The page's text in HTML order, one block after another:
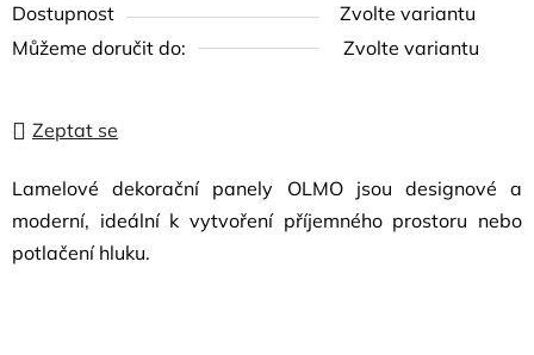
Lamelové dekorační panely OLMO jsou designové a
moderní, ideální k vytvoření příjemného prostoru nebo
potlačení hluku.
Dostupnost
Zvolte variantu
Můžeme doručit do:
Zvolte variantu
Zeptat se